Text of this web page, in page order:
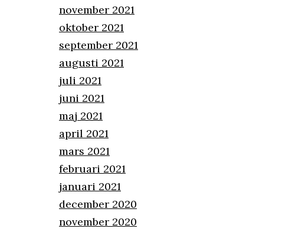
november 2021
oktober 2021
september 2021
augusti 2021
juli 2021
juni 2021
maj 2021
april 2021
mars 2021
februari 2021
januari 2021
december 2020
november 2020